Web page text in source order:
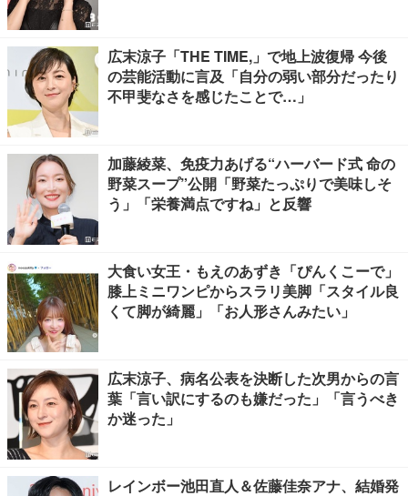
広末涼子「THE TIME,」で地上波復帰 今後
の芸能活動に言及「自分の弱い部分だったり
不甲斐なさを感じたことで…」
加藤綾菜、免疫力あげる“ハーバード式 命の
野菜スープ”公開「野菜たっぷりで美味しそ
う」「栄養満点ですね」と反響
大食い女王・もえのあずき「ぴんくこーで」
膝上ミニワンピからスラリ美脚「スタイル良
くて脚が綺麗」「お人形さんみたい」
広末涼子、病名公表を決断した次男からの言
葉「言い訳にするのも嫌だった」「言うべき
か迷った」
レインボー池田直人＆佐藤佳奈アナ、結婚発